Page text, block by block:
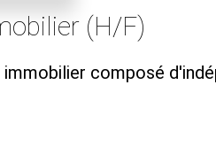
(H/F)
composé